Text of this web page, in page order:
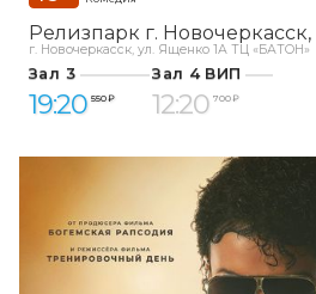
Релизпарк г. Новочеркасск
г. Новочеркасск, ул. Ященко 1А ТЦ «БАТОН»
Зал 3
19:20 550 ₽
Зал 4 ВИП
12:20 700 ₽